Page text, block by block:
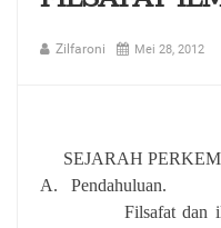
Zilfaroni Mei 28, 2012
SEJARAH
A.
Pendahuluan.
Filsafat dan